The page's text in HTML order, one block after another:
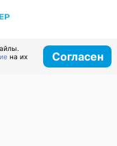
на их
Согласен